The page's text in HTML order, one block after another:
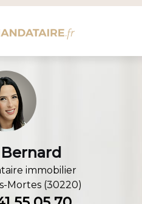
immobilier
Mortes (30220)